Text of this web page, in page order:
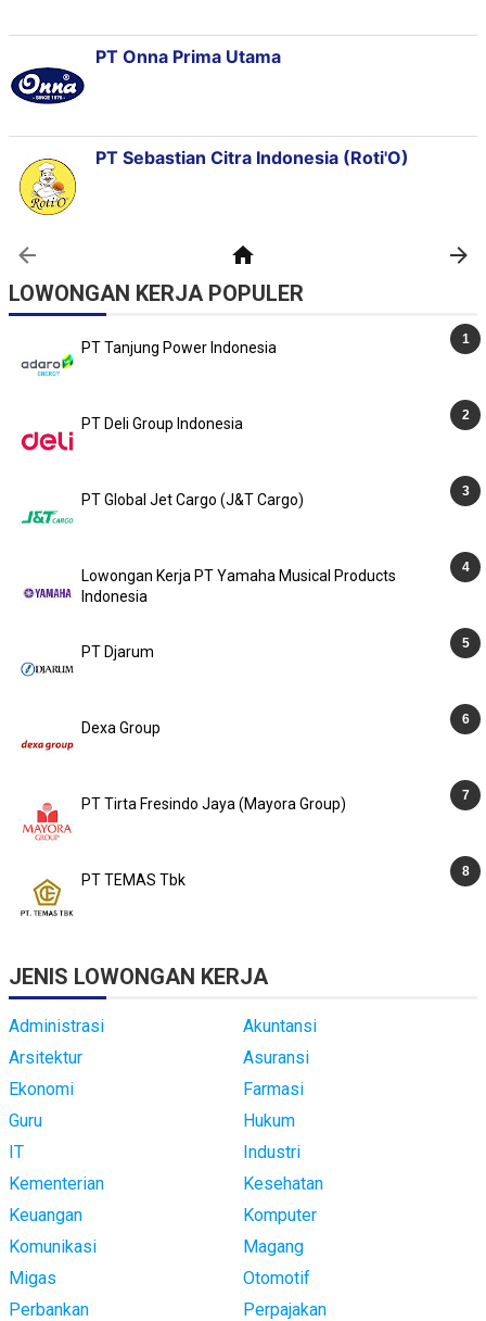
LOWONGAN KERJA POPULER
PT Tanjung Power Indonesia
PT Deli Group Indonesia
PT Global Jet Cargo (J&T Cargo)
Lowongan Kerja PT Yamaha Musical Products
Indonesia
PT Djarum
Dexa Group
PT Tirta Fresindo Jaya (Mayora Group)
PT TEMAS Tbk
JENIS LOWONGAN KERJA
Administrasi
Akuntansi
Arsitektur
Asuransi
Ekonomi
Farmasi
Guru
Hukum
IT
Industri
Kementerian
Kesehatan
Keuangan
Komputer
Komunikasi
Magang
Migas
Otomotif
Perbankan
Perpajakan